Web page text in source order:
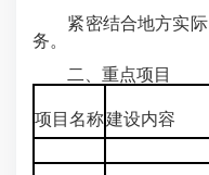
紧密结合地方实际
务。
二、重点项目
项目名称建设内容